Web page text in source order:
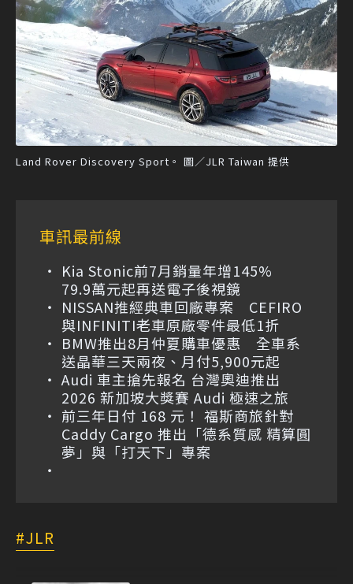
Land Rover Discovery Sport。 圖／JLR Taiwan 提供
車訊最前線
Kia Stonic前7月銷量年增145%
79.9萬元起再送電子後視鏡
NISSAN推經典車回廠專案 CEFIRO
與INFINITI老車原廠零件最低1折
BMW推出8月仲夏購車優惠 全車系
送晶華三天兩夜、月付5,900元起
Audi 車主搶先報名 台灣奧迪推出
2026 新加坡大獎賽 Audi 極速之旅
前三年日付 168 元！ 福斯商旅針對
Caddy Cargo 推出「德系質感 精算圓
夢」與「打天下」專案
JLR